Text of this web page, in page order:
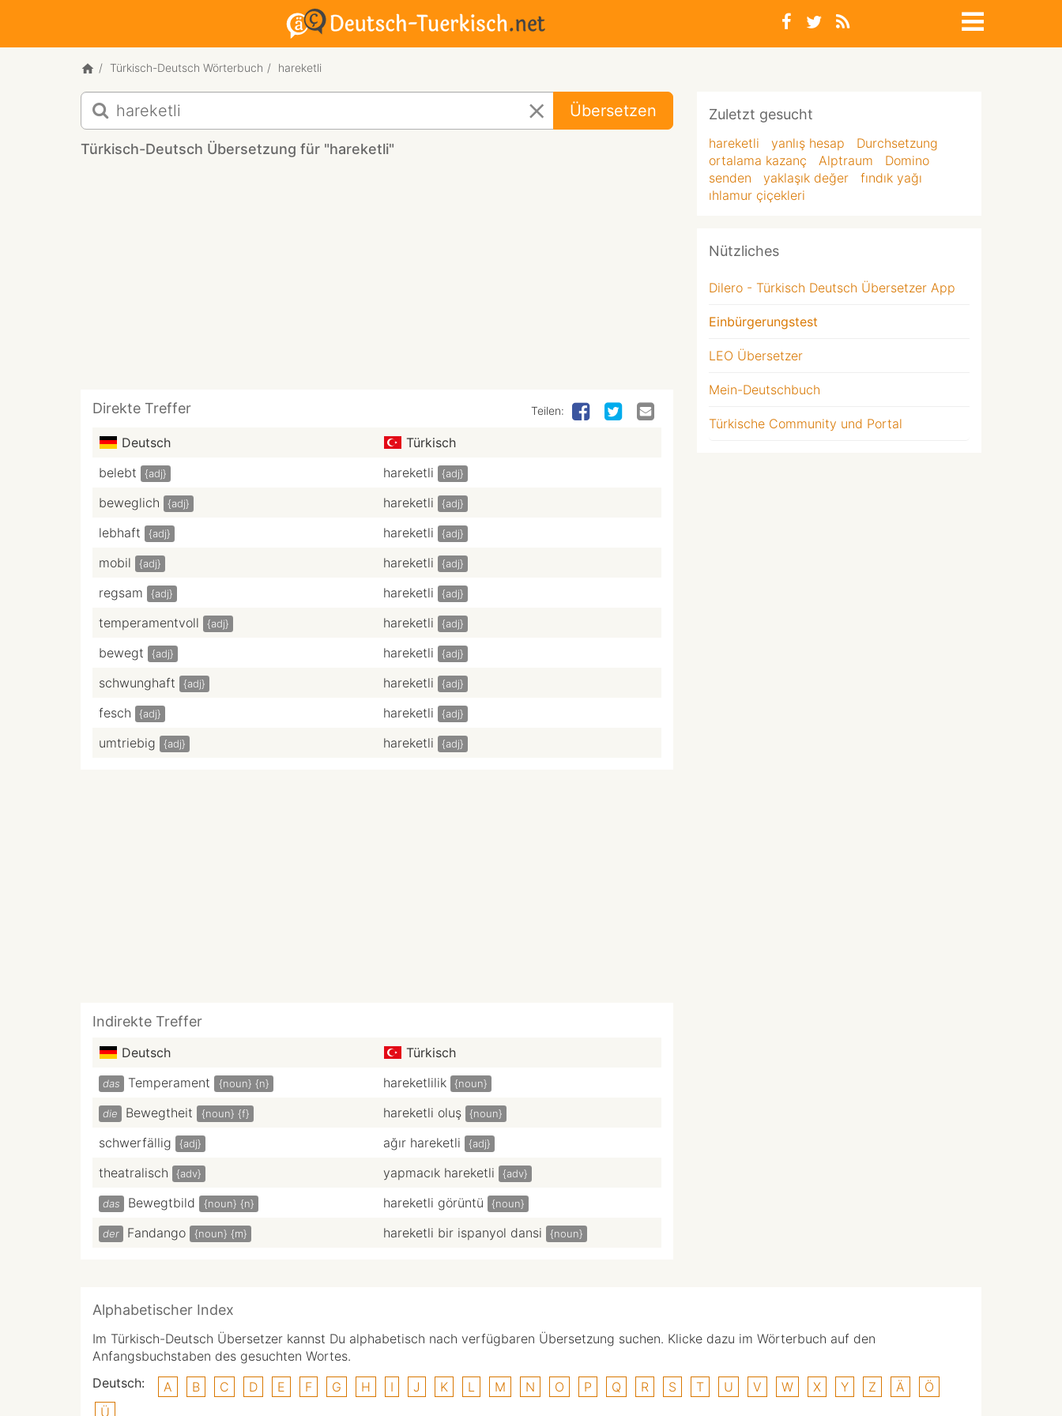
Türkisch-Deutsch Wörterbuch hareketli
Türkisch-
Deutsch
Übersetzung
für
Übersetzen
Türkisch-Deutsch Übersetzung für "hareketli"
Direkte Treffer Teilen:
Deutsch
Türkisch
belebt
{adj} hareketli {adj}
beweglich {adj} hareketli {adj}
lebhaft {adj} hareketli {adj}
mobil {adj} hareketli {adj}
regsam {adj} hareketli {adj}
temperamentvoll {adj} hareketli {adj}
bewegt {adj} hareketli {adj}
schwunghaft {adj} hareketli {adj}
fesch {adj} hareketli {adj}
umtriebig {adj} hareketli {adj}
Indirekte Treffer
Deutsch Türkisch
das Temperament {noun} {n} hareketlilik {noun}
die Bewegtheit {noun} {f} hareketli oluş {noun}
schwerfällig {adj} ağır hareketli {adj}
theatralisch {adv} yapmacık hareketli {adv}
das Bewegtbild {noun} {n} hareketli görüntü {noun}
der Fandango {noun} {m} hareketli bir ispanyol dansi {noun}
Zuletzt gesucht
hareketli yanlış hesap
Durchsetzung
ortalama kazanç
Alptraum
Domino
senden
yaklaşık değer
fındık yağı
ıhlamur çiçekleri
Nützliches
Dilero - Türkisch Deutsch Übersetzer App
Einbürgerungstest
LEO Übersetzer
Mein-Deutschbuch
Türkische Community und Portal
Alphabetischer Index
Im Türkisch-Deutsch Übersetzer kannst Du alphabetisch nach verfügbaren Übersetzung suchen. Klicke dazu im Wörterbuch auf den
Anfangsbuchstaben des gesuchten Wortes.
Deutsch:
A B C D E F G H I J K L M N O P Q R S T U V W X Y Z Ä
Ö
Ü